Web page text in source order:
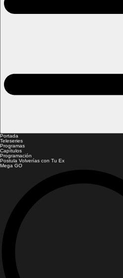
Portada
Teleseries
Programas
Capítulos
Programación
Postula Volverías con Tu Ex
Mega GO